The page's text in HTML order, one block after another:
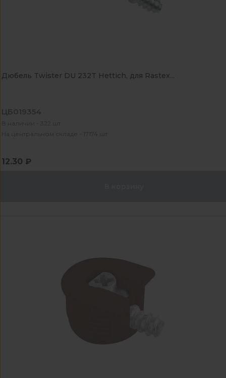
Дюбель Twister DU 232T Hettich, для Rastex...
ЦБ019354
В наличии - 322 шт
На центральном складе - 17174 шт
12.30 ₽